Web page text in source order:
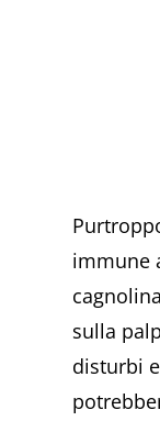
immune
sulla
disturbi